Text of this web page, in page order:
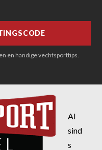
en handige vechtsporttips.
Al
sind
s